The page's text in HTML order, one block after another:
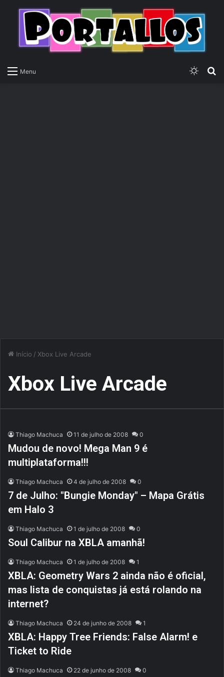
Menu
Início / Xbox Live Arcade
Xbox Live Arcade
Thiago Machuca 11 de julho de 2008 0
Mudou de novo! Mega Man 9 é
multiplataforma!!!
Thiago Machuca 4 de julho de 2008 0
7 de Julho: "Bungie Monday" – Mapa Grátis
em Halo 3
Thiago Machuca 1 de julho de 2008 0
Soul Calibur na XBLA amanhã!
Thiago Machuca 1 de julho de 2008 1
XBLA: Geometry Wars 2 ainda não é oficial,
mas lista de conquistas já está rolando na
internet?
Thiago Machuca 24 de junho de 2008 1
XBLA: Happy Tree Friends: False Alarm! e
Ticket to Ride
Thiago Machuca 22 de junho de 2008 0